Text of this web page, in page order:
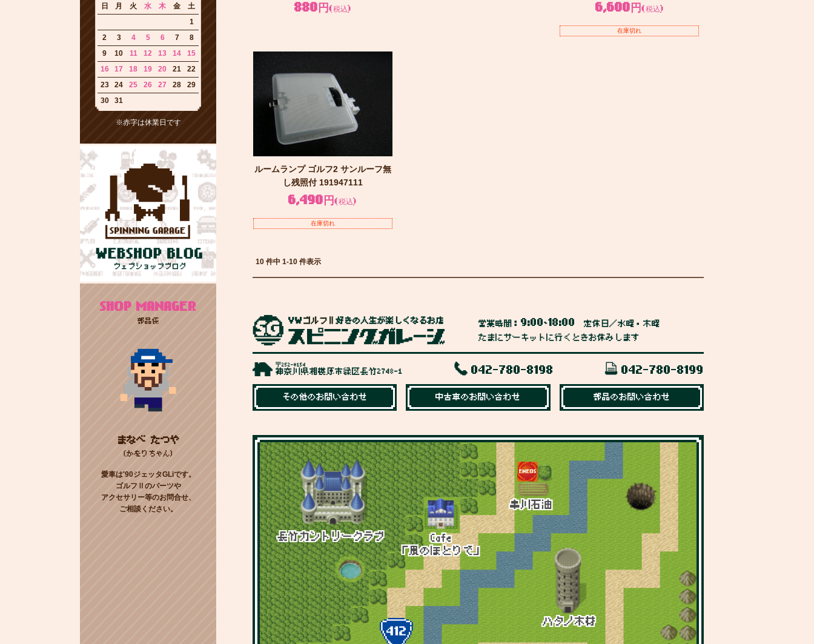
日 月 火 水 木 金
土
1
2
3 4 5 6 7
8
9
10 11 12 13 14
15
16
17 18 19 20 21
22
23
24 25 26 27 28
29
30
31
※赤字は休業日です
SHOP MANAGER
部品係
まなべ たつや
(かをりちゃん)
愛車は'90ジェッタGLiです。
ゴルフⅡのパーツや
アクセサリー等のお問合せ、
ご相談ください。
880円(税込) 6,600円(税込)
在庫切れ
ルームランプ ゴルフ2 サンルーフ無
し残照付 191947111
6,490円(税込)
在庫切れ
10 件中 1-10 件表示
営業時間： 9:00~18:00 定休日／水曜・木曜
たまにサーキットに行くときお休みします
〒252-0154
神奈川県相模原市緑区長竹2748-1 042-780-8198 042-780-8199
その他のお問い合わせ 中古車のお問い合わせ 部品のお問い合わせ